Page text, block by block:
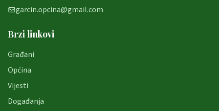
garcin.opcina@gmail.com
Brzi linkovi
Građani
Općina
Vijesti
Događanja